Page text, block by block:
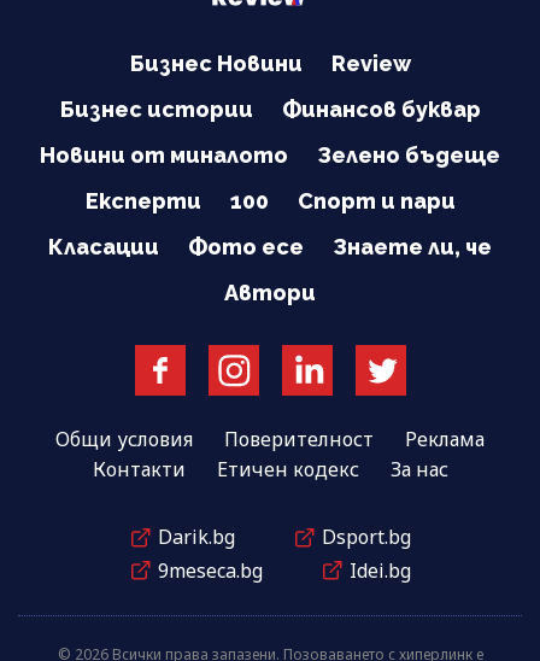
Бизнес Новини
Review
Бизнес истории
Финансов буквар
Новини от миналото
Зелено бъдеще
Експерти
100
Спорт и пари
Класации
Фото есе
Знаете ли, че
Автори
Общи условия Поверителност
Реклама
Контакти
Етичен кодекс За нас
Darik.bg
Dsport.bg
9meseca.bg
Idei.bg
© 2026 Всички права запазени. Позоваването с хиперлинк е